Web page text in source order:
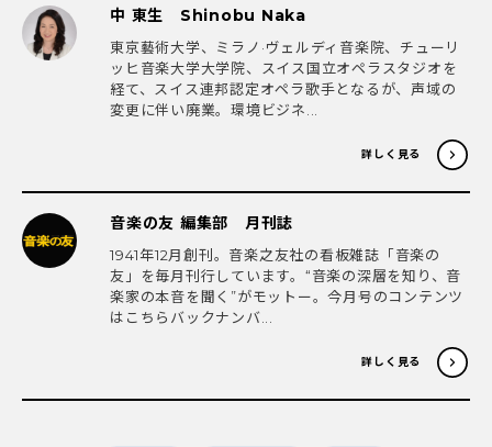
中 東生 Shinobu Naka
東京藝術大学、ミラノ·ヴェルディ音楽院、チューリ
ッヒ音楽大学大学院、スイス国立オペラスタジオを
経て、スイス連邦認定オペラ歌手となるが、声域の
変更に伴い廃業。環境ビジネ...
詳しく見る
音楽の友 編集部 月刊誌
1941年12月創刊。音楽之友社の看板雑誌「音楽の
友」を毎月刊行しています。“音楽の深層を知り、音
楽家の本音を聞く”がモットー。今月号のコンテンツ
はこちらバックナンバ...
詳しく見る